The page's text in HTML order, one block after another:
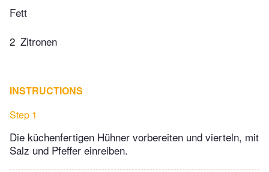
Fett
2 Zitronen
INSTRUCTIONS
Step 1
Die küchenfertigen Hühner vorbereiten und vierteln, mit
Salz und Pfeffer einreiben.